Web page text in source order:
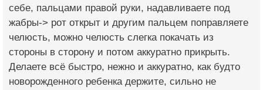
себе, пальцами правой руки, надавливаете под
жабры-> рот открыт и другим пальцем поправляете
челюсть, можно челюсть слегка покачать из
стороны в сторону и потом аккуратно прикрыть.
Делаете всё быстро, нежно и аккуратно, как будто
новорожденного ребенка держите, сильно не